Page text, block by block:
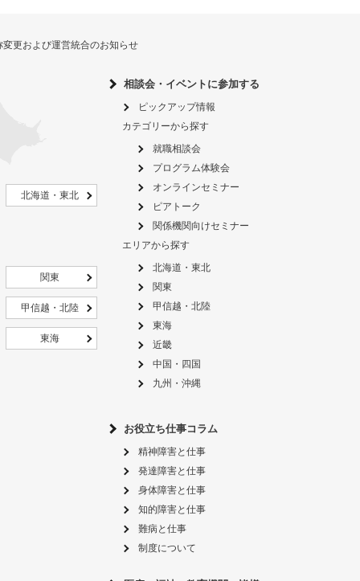
更および運営統合のお知らせ
北海道・東北
関東
甲信越・北陸
東海
相談会・イベントに参加する
ピックアップ情報
カテゴリーから探す
就職相談会
プログラム体験会
オンラインセミナー
ピアトーク
関係機関向けセミナー
エリアから探す
北海道・東北
関東
甲信越・北陸
東海
近畿
中国・四国
九州・沖縄
お役立ち仕事コラム
精神障害と仕事
発達障害と仕事
身体障害と仕事
知的障害と仕事
難病と仕事
制度について